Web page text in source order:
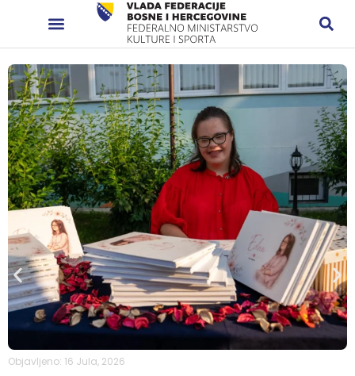
Objavljeno: 16 Jula, 2026